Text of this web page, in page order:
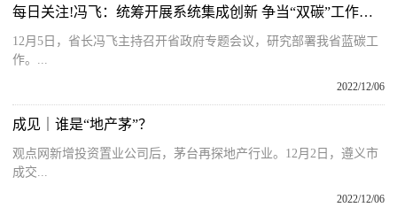
每日关注!冯飞：统筹开展系统集成创新 争当“双碳”工作优等生
12月5日，省长冯飞主持召开省政府专题会议，研究部署我省蓝碳工
作。...
2022/12/06
成见｜谁是“地产茅”？
观点网新增投资置业公司后，茅台再探地产行业。12月2日，遵义市
成交...
2022/12/06